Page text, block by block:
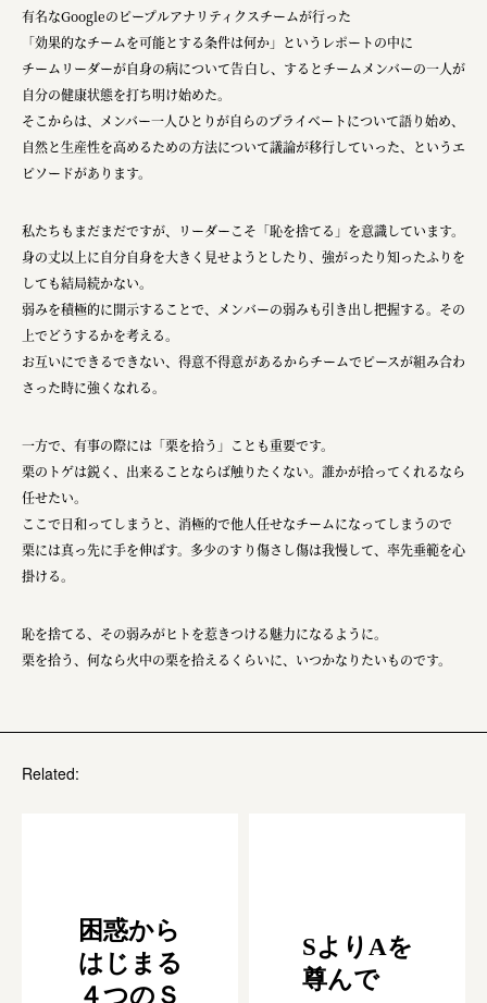
有名なGoogleのピープルアナリティクスチームが行った
「効果的なチームを可能とする条件は何か」というレポートの中に
チームリーダーが自身の病について告白し、するとチームメンバーの一人が
自分の健康状態を打ち明け始めた。
そこからは、メンバー一人ひとりが自らのプライベートについて語り始め、
自然と生産性を高めるための方法について議論が移行していった、というエ
ピソードがあります。
私たちもまだまだですが、リーダーこそ「恥を捨てる」を意識しています。
身の丈以上に自分自身を大きく見せようとしたり、強がったり知ったふりを
しても結局続かない。
弱みを積極的に開示することで、メンバーの弱みも引き出し把握する。その
上でどうするかを考える。
お互いにできるできない、得意不得意があるからチームでピースが組み合わ
さった時に強くなれる。
一方で、有事の際には「栗を拾う」ことも重要です。
栗のトゲは鋭く、出来ることならば触りたくない。誰かが拾ってくれるなら
任せたい。
ここで日和ってしまうと、消極的で他人任せなチームになってしまうので
栗には真っ先に手を伸ばす。多少のすり傷さし傷は我慢して、率先垂範を心
掛ける。
恥を捨てる、その弱みがヒトを惹きつける魅力になるように。
栗を拾う、何なら火中の栗を拾えるくらいに、いつかなりたいものです。
Related:
困惑から
はじまる
４つのＳ
SよりAを
尊んで